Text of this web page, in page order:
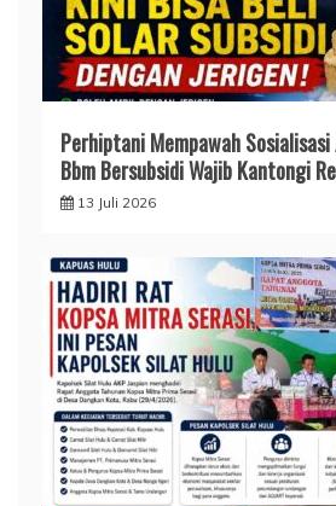
Perhiptani Mempawah
Bbm Bersubsidi Wajib Kantongi
13 Juli 2026